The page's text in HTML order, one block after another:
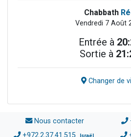
Chabbath
Vendredi 7 Août
Entrée à
Sortie à
Changer de
Nous contacter
+972.2.37.41.515 Israël